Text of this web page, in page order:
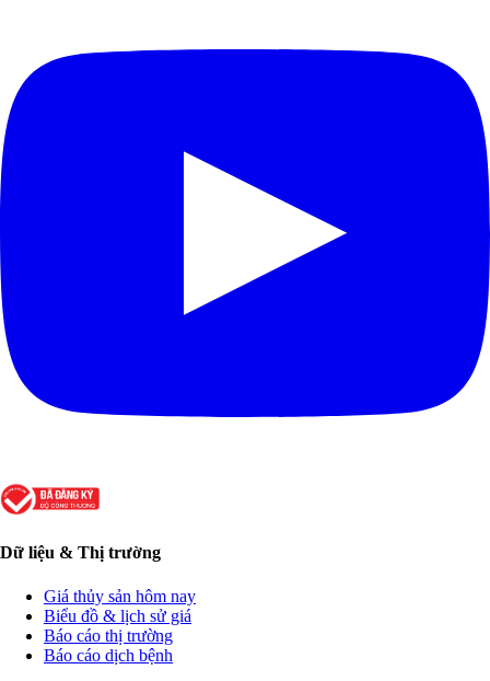
Dữ liệu & Thị trường
Giá thủy sản hôm nay
Biểu đồ & lịch sử giá
Báo cáo thị trường
Báo cáo dịch bệnh